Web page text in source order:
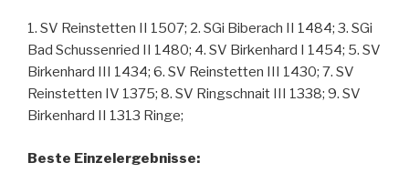
1. SV Reinstetten II 1507; 2. SGi Biberach II 1484; 3. SGi
Bad Schussenried II 1480; 4. SV Birkenhard I 1454; 5. SV
Birkenhard III 1434; 6. SV Reinstetten III 1430; 7. SV
Reinstetten IV 1375; 8. SV Ringschnait III 1338; 9. SV
Birkenhard II 1313 Ringe;
Beste Einzelergebnisse: